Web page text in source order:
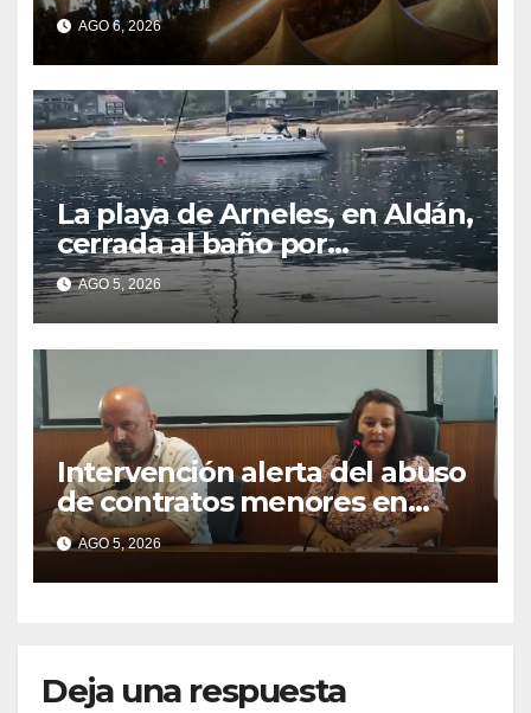
gallegos
AGO 6, 2026
La playa de Arneles, en Aldán,
cerrada al baño por
contaminación del agua tras
detectarse restos fecales
AGO 5, 2026
Intervención alerta del abuso
de contratos menores en
2025
AGO 5, 2026
Deja una respuesta